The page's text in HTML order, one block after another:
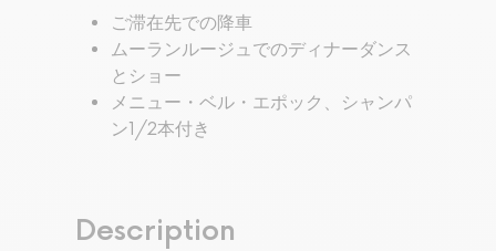
ご滞在先での降車
ムーランルージュでのディナーダンス
とショー
メニュー・ベル・エポック、シャンパ
ン1/2本付き
Description